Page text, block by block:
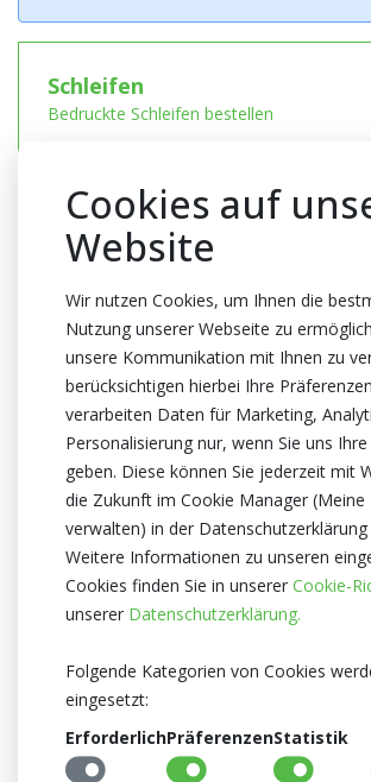
Schleifen
Bedruckte Schleifen bestellen
Aktionspreis
Ihre Renner
Von Ihnen öfters gekauft
Kaufhistorie
Einkauf auf der Grundlage früherer
Farben
Shoppen nach Farbesortierung
Cookies auf
Website
Wir nutzen Cookies, um Ihnen die
Nutzung unserer Webseite zu
unsere Kommunikation mit Ihnen zu
berücksichtigen hierbei Ihre
verarbeiten Daten für Marketing,
Personalisierung nur, wenn Sie uns
geben. Diese können Sie jederzeit mit
die Zukunft im Cookie Manager (Meine
verwalten) in der
Weitere Informationen zu unseren
Cookies finden Sie in unserer Cookie-
unserer Datenschutzerklärung.
Folgende Kategorien von Cookies
eingesetzt:
ErforderlichPräferenzenStatistik